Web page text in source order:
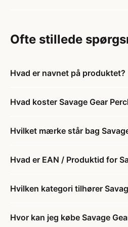
Ofte stillede
Hvad er navnet på produktet?
Hvad koster Savage Gear
Hvilket mærke står bag
Hvad er EAN / Produktid for
Hvilken kategori tilhører
Hvor kan jeg købe Savage